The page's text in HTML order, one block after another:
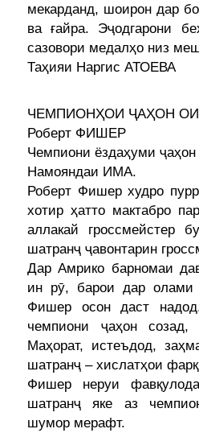
мекарданд, шоирон дар
ва ғайра. Эҷодгарони
сазовори медалҳо низ
Таҳияи Наргис АТОЕВА
ЧЕМПИОНҲОИ ҶАҲОН
Роберт ФИШЕР
Чемпиони ёздаҳуми
Намояндаи ИМА.
Роберт Фишер худро
хотир ҳатто мактабро
аллакай гроссмейстер
шатранҷ ҷавонтарин
Дар Амрико барномаи
ин рӯ, барои дар олами
Фишер осон даст
чемпиони ҷаҳон
Маҳорат, истеъдод,
шатранҷ – хислатҳои
Фишер неруи
шатранҷ яке аз
шумор мерафт.